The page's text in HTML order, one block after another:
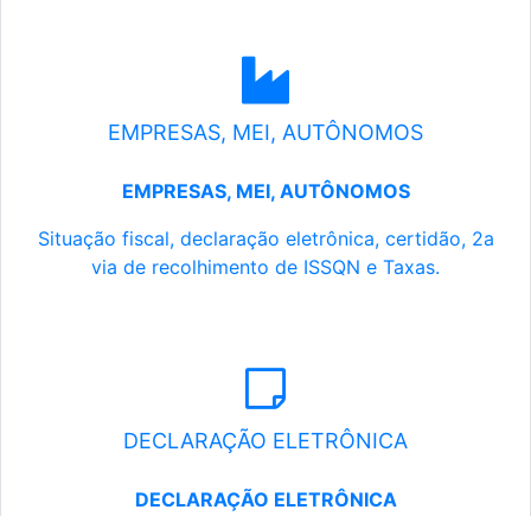
EMPRESAS, MEI, AUTÔNOMOS
EMPRESAS, MEI, AUTÔNOMOS
Situação fiscal, declaração eletrônica, certidão, 2a
via de recolhimento de ISSQN e Taxas.
DECLARAÇÃO ELETRÔNICA
DECLARAÇÃO ELETRÔNICA